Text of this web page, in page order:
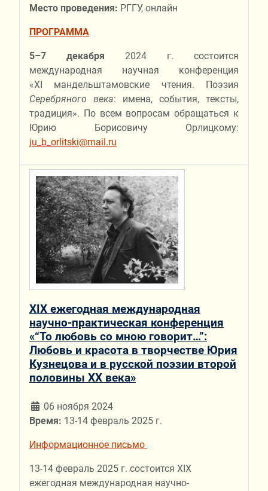
Место проведения: РГГУ, онлайн
ПРОГРАММА
5–7 декабря 2024 г. состоится
международная научная конференция
«XI мандельштамовские чтения. Поэзия
Серебряного века: имена, события, тексты,
традиция». По всем вопросам обращаться к
Юрию Борисовичу Орлицкому:
ju_b_orlitski@mail.ru
XIX ежегодная международная
научно-практическая конференция
«“То любовь со мною говорит…”:
Любовь и красота в творчестве Юрия
Кузнецова и в русской поэзии второй
половины ХХ века»
06 ноября 2024
Время: 13-14 февраль 2025 г.
Информационное письмо
13-14 февраль 2025 г. состоится XIX
ежегодная международная научно-